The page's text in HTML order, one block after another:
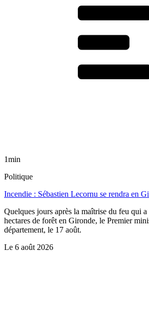
1min
Politique
Incendie : Sébastien Lecornu se rendra en
Quelques jours après la maîtrise du feu qui
hectares de forêt en Gironde, le Premier
département, le 17 août.
Le 6 août 2026